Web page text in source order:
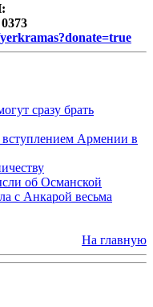
сразу брать
вступлением Армении в
об Османской
с Анкарой весьма
На главную